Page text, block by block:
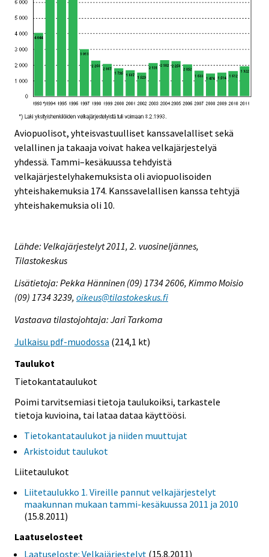
Aviopuolisot, yhteisvastuulliset kanssavelalliset sekä
velallinen ja takaaja voivat hakea velkajärjestelyä
yhdessä. Tammi–kesäkuussa tehdyistä
velkajärjestelyhakemuksista oli aviopuolisoiden
yhteishakemuksia 174. Kanssavelallisen kanssa tehtyjä
yhteishakemuksia oli 10.
Lähde: Velkajärjestelyt 2011, 2. vuosineljännes,
Tilastokeskus
Lisätietoja: Pekka Hänninen (09) 1734 2606, Kimmo Moisio
(09) 1734 3239, oikeus@tilastokeskus.fi
Vastaava tilastojohtaja: Jari Tarkoma
Julkaisu pdf-muodossa (214,1 kt)
Taulukot
Tietokantataulukot
Poimi tarvitsemiasi tietoja taulukoiksi, tarkastele
tietoja kuvioina, tai lataa dataa käyttöösi.
Tietokantataulukot ja niiden muuttujat
Arkistoidut taulukot
Liitetaulukot
Liitetaulukko 1. Vireille pannut velkajärjestelyt
maakunnan mukaan tammi-kesäkuussa 2011 ja 2010
(15.8.2011)
Laatuselosteet
Laatuseloste: Velkajärjestelyt (15.8.2011)